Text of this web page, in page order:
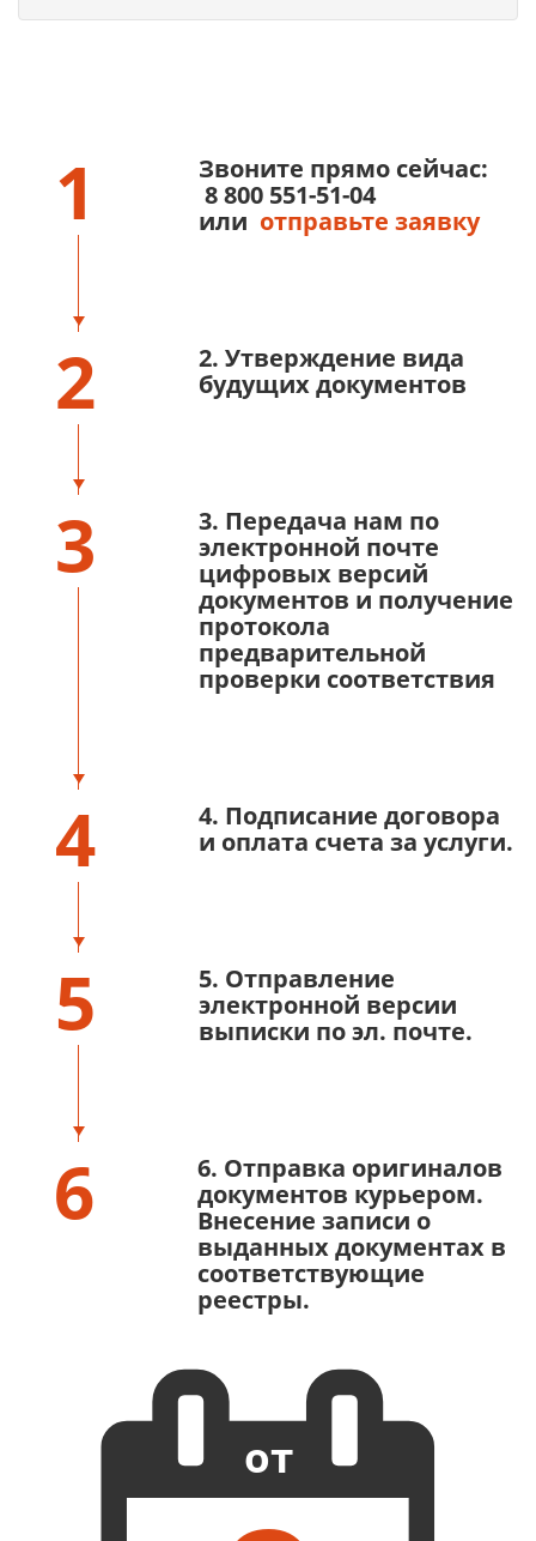
1
Звоните прямо сейчас:
8 800 551-51-04
или отправьте заявку
2
2. Утверждение вида
будущих документов
3
3. Передача нам по
электронной почте
цифровых версий
документов и получение
протокола
предварительной
проверки соответствия
4
4. Подписание договора
и оплата счета за услуги.
5
5. Отправление
электронной версии
выписки по эл. почте.
6
6. Отправка оригиналов
документов курьером.
Внесение записи о
выданных документах в
соответствующие
реестры.
от